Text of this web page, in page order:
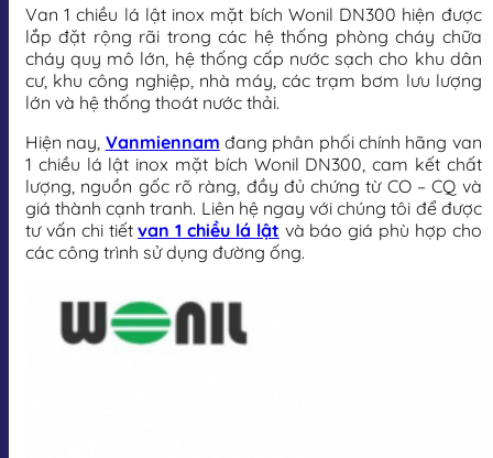
Van 1 chiều lá lật inox mặt bích Wonil DN300 hiện được
lắp đặt rộng rãi trong các hệ thống phòng cháy chữa
cháy quy mô lớn, hệ thống cấp nước sạch cho khu dân
cư, khu công nghiệp, nhà máy, các trạm bơm lưu lượng
lớn và hệ thống thoát nước thải.
Hiện nay, Vanmiennam đang phân phối chính hãng van
1 chiều lá lật inox mặt bích Wonil DN300, cam kết chất
lượng, nguồn gốc rõ ràng, đầy đủ chứng từ CO – CQ và
giá thành cạnh tranh. Liên hệ ngay với chúng tôi để được
tư vấn chi tiếtvan 1 chiều lá lật và báo giá phù hợp cho
các công trình sử dụng đường ống.